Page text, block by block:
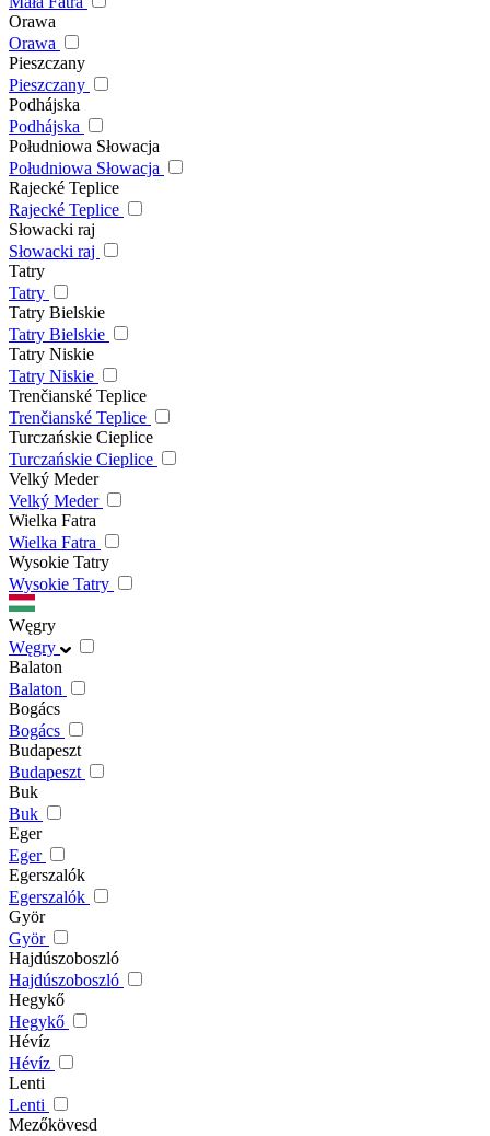
Orawa
Orawa
Pieszczany
Pieszczany
Podhájska
Podhájska
Południowa Słowacja
Południowa Słowacja
Rajecké Teplice
Rajecké Teplice
Słowacki raj
Słowacki raj
Tatry
Tatry
Tatry Bielskie
Tatry Bielskie
Tatry Niskie
Tatry Niskie
Trenčianské Teplice
Trenčianské Teplice
Turczańskie Cieplice
Turczańskie Cieplice
Velký Meder
Velký Meder
Wielka Fatra
Wielka Fatra
Wysokie Tatry
Wysokie Tatry
Węgry
Węgry
Balaton
Balaton
Bogács
Bogács
Budapeszt
Budapeszt
Buk
Buk
Eger
Eger
Egerszalók
Egerszalók
Györ
Györ
Hajdúszoboszló
Hajdúszoboszló
Hegykő
Hegykő
Hévíz
Hévíz
Lenti
Lenti
Mezőkövesd